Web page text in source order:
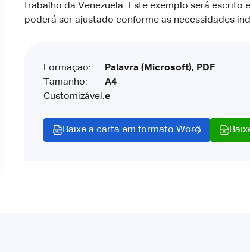
trabalho da Venezuela. Este exemplo será escrito
poderá ser ajustado conforme as necessidades
Formação:
Tamanho:
Customizável:
Palavra (Microsoft), PDF
A4
e
Baixe a carta em formato Word